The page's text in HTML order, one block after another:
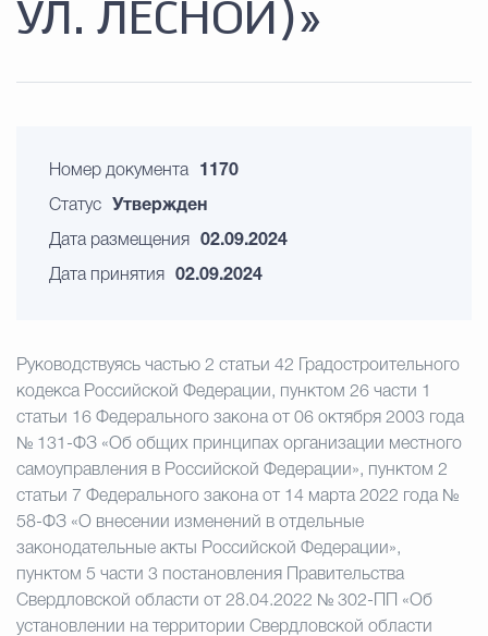
УЛ. ЛЕСНОЙ)»
Номер документа 1170
Статус Утвержден
Дата размещения 02.09.2024
Дата принятия 02.09.2024
Руководствуясь частью 2 статьи 42 Градостроительного
кодекса Российской Федерации, пунктом 26 части 1
статьи 16 Федерального закона от 06 октября 2003 года
№ 131-ФЗ «Об общих принципах организации местного
самоуправления в Российской Федерации», пунктом 2
статьи 7 Федерального закона от 14 марта 2022 года №
58-ФЗ «О внесении изменений в отдельные
законодательные акты Российской Федерации»,
пунктом 5 части 3 постановления Правительства
Свердловской области от 28.04.2022 № 302-ПП «Об
установлении на территории Свердловской области